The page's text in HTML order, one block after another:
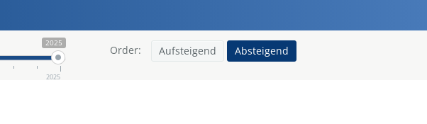
2025
2025
Order: Aufsteigend Absteigend